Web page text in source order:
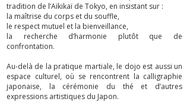
tradition de l’Aïkikaï de Tokyo, en insistant sur :
la maîtrise du corps et du souffle,
le respect mutuel et la bienveillance,
la recherche d’harmonie plutôt que de
confrontation.
Au-delà de la pratique martiale, le dojo est aussi un
espace culturel, où se rencontrent la calligraphie
japonaise, la cérémonie du thé et d’autres
expressions artistiques du Japon.